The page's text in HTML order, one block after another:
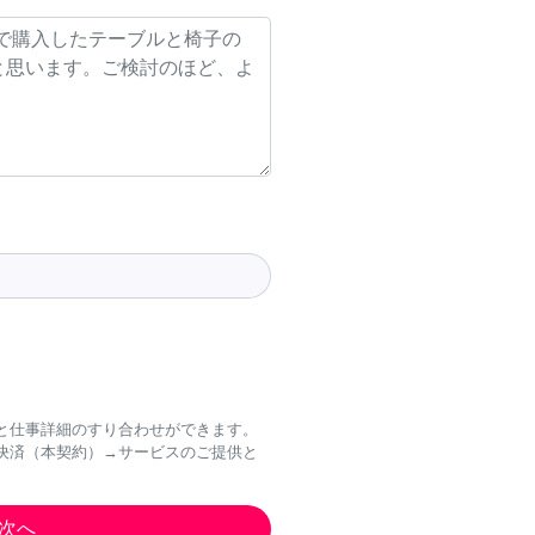
事詳細のすり合わせができます。
済（本契約）→サービスのご提供と